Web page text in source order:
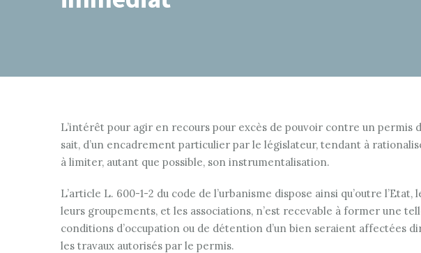
L’intérêt pour agir en recours pour excès de pouvoir contre un permis
sait, d’un encadrement particulier par le législateur, tendant à
à limiter, autant que possible, son instrumentalisation.
L’article L. 600-1-2 du code de l’urbanisme dispose ainsi qu’outre
leurs groupements, et les associations, n’est recevable à former une
conditions d’occupation ou de détention d’un bien seraient affectées
les travaux autorisés par le permis.